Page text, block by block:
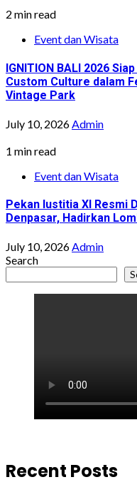
2 min read
Event dan Wisata
IGNITION BALI 2026
Custom Culture dalam
Vintage Park
July 10, 2026Admin
1 min read
Event dan Wisata
Pekan Iustitia XI Resmi
Denpasar, Hadirkan
July 10, 2026Admin
Search
Recent Posts